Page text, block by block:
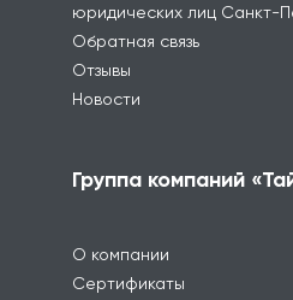
юридических лиц Санкт-
Обратная связь
Отзывы
Новости
Группа компаний
О компании
Сертификаты